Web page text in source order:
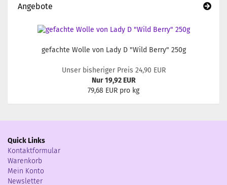
Angebote
gefachte Wolle von Lady D "Wild Berry" 250g
Unser bisheriger Preis 24,90 EUR
Nur 19,92 EUR
79,68 EUR pro kg
Quick Links
Kontaktformular
Warenkorb
Mein Konto
Newsletter